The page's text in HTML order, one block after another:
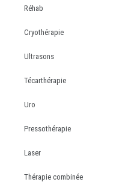
Réhab
Cryothérapie
Ultrasons
Técarthérapie
Uro
Pressothérapie
Laser
Thérapie combinée